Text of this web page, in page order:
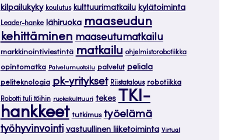
kilpailukyky koulutus kulttuurimatkailu kylätoiminta
Leader-hanke lähiruoka maaseudun
kehittäminen maaseutumatkailu
markkinointiviestintä matkailu ohjelmistorobotiikka
opintomatka Palvelumuotoilu palvelut peliala
peliteknologia pk-yritykset Riistatalous robotiikka
Robotti tuli töihin ruokakulttuuri tekes TKI-
hankkeet tutkimus työelämä
työhyvinvointi vastuullinen liiketoiminta Virtual